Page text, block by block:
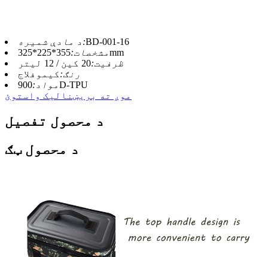
د مادې شمیره:BD-001-16
مشخصات:355*225*325mm
ظرفیت:20 کین / 12 لیتر
رنګ:کیموفلاج
مواد:900D-TPU
موږ ته بریښنالیک واستوئ
د محصول تفصیل
د محصول ټګ